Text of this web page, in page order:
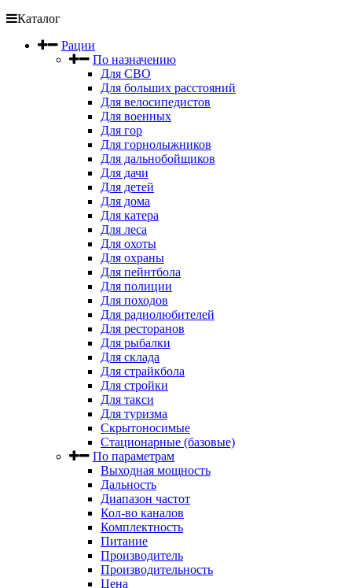
Каталог
Рации
По назначению
Для СВО
Для больших расстояний
Для велосипедистов
Для военных
Для гор
Для горнолыжников
Для дальнобойщиков
Для дачи
Для детей
Для дома
Для катера
Для леса
Для охоты
Для охраны
Для пейнтбола
Для полиции
Для походов
Для радиолюбителей
Для ресторанов
Для рыбалки
Для склада
Для страйкбола
Для стройки
Для такси
Для туризма
Скрытоносимые
Стационарные (базовые)
По параметрам
Выходная мощность
Дальность
Диапазон частот
Кол-во каналов
Комплектность
Питание
Производитель
Производительность
Цена